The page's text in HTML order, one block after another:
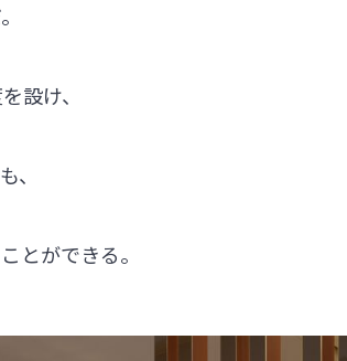
設け、
、
とができる。